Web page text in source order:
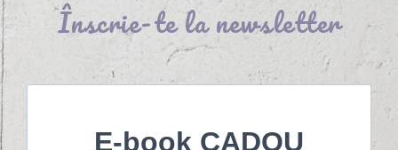
Înscrie-te la newsletter